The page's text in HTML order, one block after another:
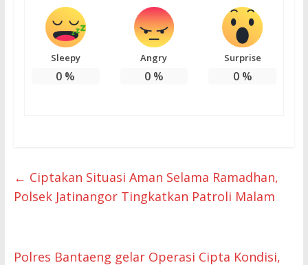
Sleepy
0 %
Angry
0%
Surprise
0%
← Ciptakan Situasi Aman Selama Ramadhan,
Polsek Jatinangor Tingkatkan Patroli Malam
Polres Bantaeng gelar Operasi Cipta Kondisi,